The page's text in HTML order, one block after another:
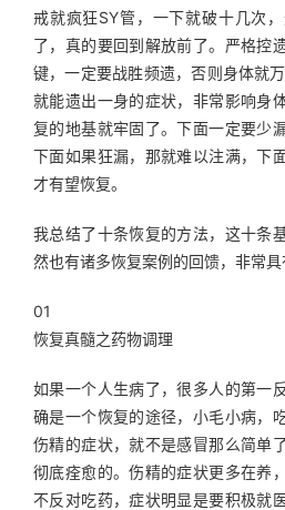
戒就疯狂SY管，一下就破十几次
了，真的要回到解放前了。严格控
键，一定要战胜频遗，否则身体就
就能遗出一身的症状，非常影响身
复的地基就牢固了。下面一定要少
下面如果狂漏，那就难以注满，下
才有望恢复。
我总结了十条恢复的方法，这十条
然也有诸多恢复案例的回馈，非常具
01
恢复真髓之药物调理
如果一个人生病了，很多人的第一
确是一个恢复的途径，小毛小病，
伤精的症状，就不是感冒那么简单
彻底痊愈的。伤精的症状更多在养
不反对吃药，症状明显是要积极就